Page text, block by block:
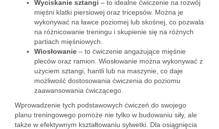
Wyciskanie sztangi – to idealne ćwiczenie na rozwój
mięśni klatki piersiowej oraz tricepsów. Można je
wykonywać na ławce poziomej lub skośnej, co pozwala
na różnicowanie treningu i skupienie się na różnych
partiach mięśniowych.
Wiosłowanie – to ćwiczenie angażujące mięśnie
pleców oraz ramion. Wiosłowanie można wykonywać z
użyciem sztangi, hantli lub na maszynie, co daje
możliwość dostosowania ćwiczenia do poziomu
zaawansowania ćwiczącego.
Wprowadzenie tych podstawowych ćwiczeń do swojego
planu treningowego pomoże nie tylko w budowaniu siły, ale
także w efektywnym kształtowaniu sylwetki. Dla osiągnięcia